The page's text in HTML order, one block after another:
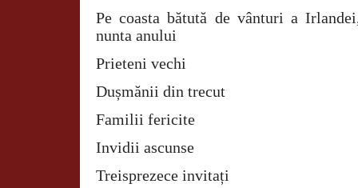
Pe coasta bătută de vânturi a
nunta anului
Prieteni vechi
Dușmănii din trecut
Familii fericite
Invidii ascunse
Treisprezece invitați